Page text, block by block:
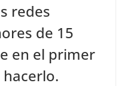
redes
de 15
en el primer